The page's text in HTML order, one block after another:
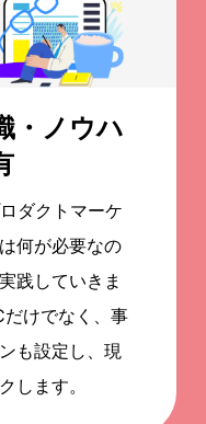
・ノウハ
ダクトマーケ
何が必要なの
践していきま
けでなく、事
も設定し、現
します。